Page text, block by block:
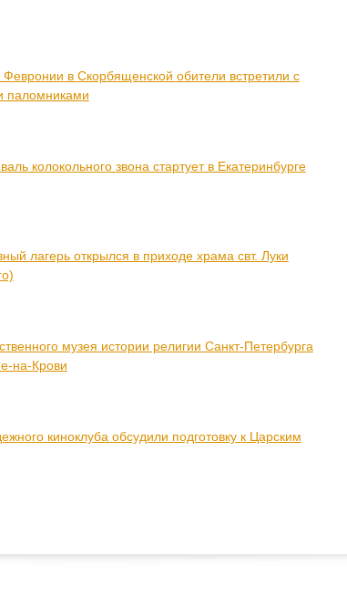
в Скорбященской обители встретили с
паломниками
колокольного звона стартует в Екатеринбурге
лагерь открылся в приходе храма свт. Луки
музея истории религии Санкт-Петербурга
на-Крови
киноклуба обсудили подготовку к Царским